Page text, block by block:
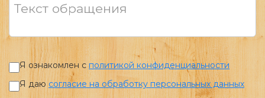
Текст обращения
Я ознакомлен сполитикой конфиденциальности
Я даюсогласие на обработку персональных данных